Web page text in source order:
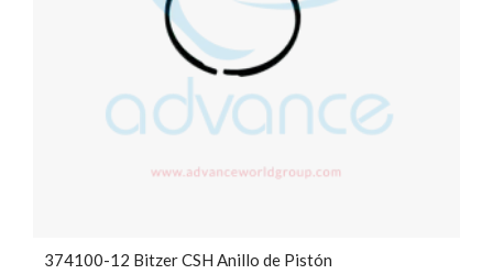
374100-12 Bitzer CSH Anillo de Pistón